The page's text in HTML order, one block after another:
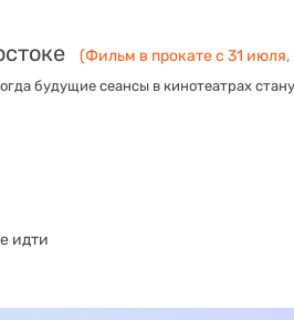
(Фильм в прокате с 31 июля,
будущие сеансы в кинотеатрах
идти